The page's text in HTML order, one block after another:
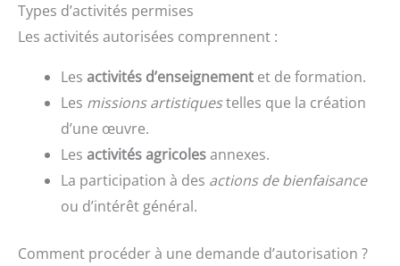
Types d’activités permises
Les activités autorisées comprennent :
Les activités d’enseignement et de formation.
Les missions artistiquestelles que la création
d’une œuvre.
Les activités agricolesannexes.
La participation à des actions de bienfaisance
ou d’intérêt général.
Comment procéder à une demande d’autorisation ?